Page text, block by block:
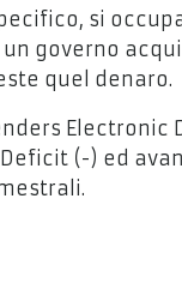
si
un governo
quel denaro.
Electronic
Deficit (-) ed